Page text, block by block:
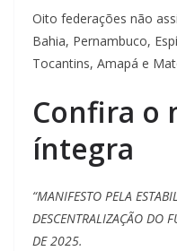
Oito federações não
Bahia, Pernambuco,
Tocantins, Amapá e
Confira o
íntegra
“MANIFESTO PELA
DESCENTRALIZAÇÃO DO
DE 2025.